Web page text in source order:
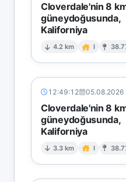
Cloverdale'nin 8
güneydoğusunda,
Kaliforniya
4.2 km I
12:49:12 05.08.2026
Cloverdale'nin 8
güneydoğusunda,
Kaliforniya
3.3 km I